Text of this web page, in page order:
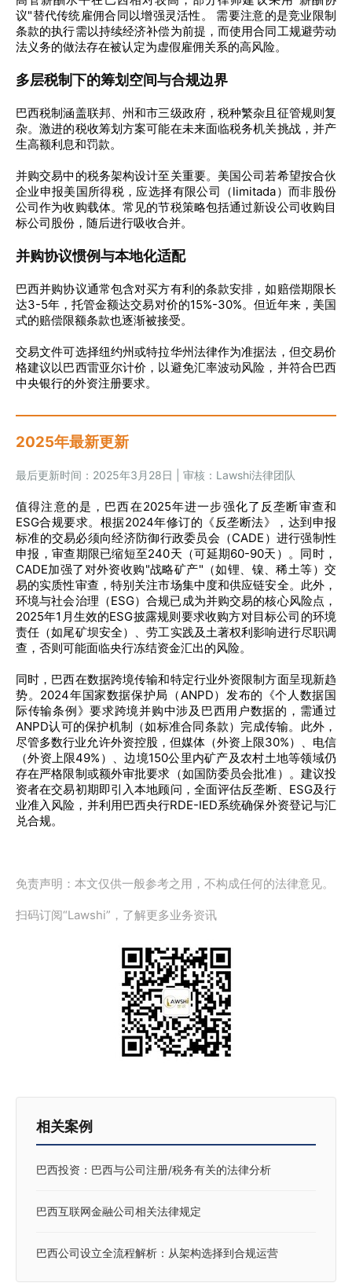
议"替代传统雇佣合同以增强灵活性。 需要注意的是竞业限制
条款的执行需以持续经济补偿为前提，而使用合同工规避劳动
法义务的做法存在被认定为虚假雇佣关系的高风险。
多层税制下的筹划空间与合规边界
巴西税制涵盖联邦、州和市三级政府，税种繁杂且征管规则复
杂。激进的税收筹划方案可能在未来面临税务机关挑战，并产
生高额利息和罚款。
并购交易中的税务架构设计至关重要。美国公司若希望按合伙
企业申报美国所得税，应选择有限公司（limitada）而非股份
公司作为收购载体。常见的节税策略包括通过新设公司收购目
标公司股份，随后进行吸收合并。
并购协议惯例与本地化适配
巴西并购协议通常包含对买方有利的条款安排，如赔偿期限长
达3-5年，托管金额达交易对价的15%-30%。但近年来，美国
式的赔偿限额条款也逐渐被接受。
交易文件可选择纽约州或特拉华州法律作为准据法，但交易价
格建议以巴西雷亚尔计价，以避免汇率波动风险，并符合巴西
中央银行的外资注册要求。
2025年最新更新
最后更新时间：2025年3月28日 | 审核：Lawshi法律团队
值得注意的是，巴西在2025年进一步强化了反垄断审查和
ESG合规要求。根据2024年修订的《反垄断法》，达到申报
标准的交易必须向经济防御行政委员会（CADE）进行强制性
申报，审查期限已缩短至240天（可延期60-90天）。同时，
CADE加强了对外资收购"战略矿产"（如锂、镍、稀土等）交
易的实质性审查，特别关注市场集中度和供应链安全。此外，
环境与社会治理（ESG）合规已成为并购交易的核心风险点，
2025年1月生效的ESG披露规则要求收购方对目标公司的环境
责任（如尾矿坝安全）、劳工实践及土著权利影响进行尽职调
查，否则可能面临央行冻结资金汇出的风险。
同时，巴西在数据跨境传输和特定行业外资限制方面呈现新趋
势。2024年国家数据保护局（ANPD）发布的《个人数据国
际传输条例》要求跨境并购中涉及巴西用户数据的，需通过
ANPD认可的保护机制（如标准合同条款）完成传输。此外，
尽管多数行业允许外资控股，但媒体（外资上限30%）、电信
（外资上限49%）、边境150公里内矿产及农村土地等领域仍
存在严格限制或额外审批要求（如国防委员会批准）。建议投
资者在交易初期即引入本地顾问，全面评估反垄断、ESG及行
业准入风险，并利用巴西央行RDE-IED系统确保外资登记与汇
兑合规。
免责声明：本文仅供一般参考之用，不构成任何的法律意见。
扫码订阅“Lawshi”，了解更多业务资讯
相关案例
巴西投资：巴西与公司注册/税务有关的法律分析
巴西互联网金融公司相关法律规定
巴西公司设立全流程解析：从架构选择到合规运营